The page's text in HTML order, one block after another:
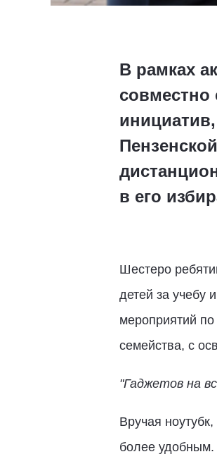
В рамках
совместно
в его
Шестеро
детей за учебу
мероприятий
семейства, с
"Гаджетов на
Вручая
более удобным.